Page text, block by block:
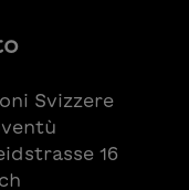
Svizzere
16